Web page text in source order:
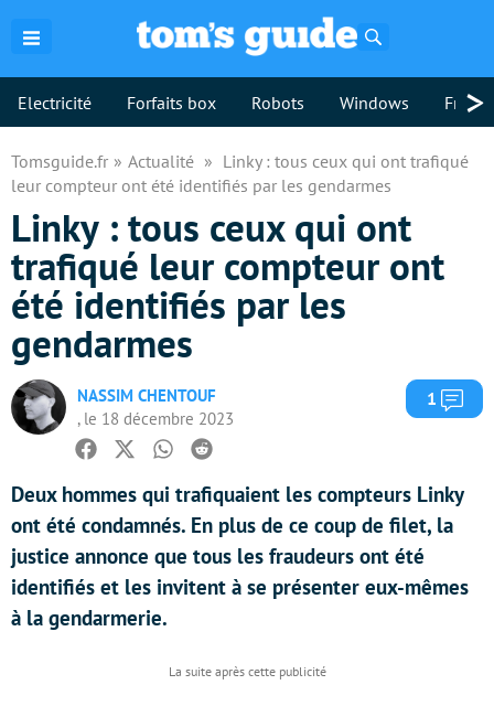
Electricité Forfaits box Robots Windows >
Tomsguide.fr Actualité
Linky : tous ceux qui ont trafiqué
leur compteur ont été identifiés par les gendarmes
Linky : tous ceux qui ont
trafiqué leur compteur ont
été identifiés par les
gendarmes
NASSIM CHENTOUF
, le 18 décembre 2023
1
Facebook
TwitterWhatsapp
Reddit
Deux hommes qui trafiquaient les compteurs Linky
ont été condamnés. En plus de ce coup de filet, la
justice annonce que tous les fraudeurs ont été
identifiés et les invitent à se présenter eux-mêmes
à la gendarmerie.